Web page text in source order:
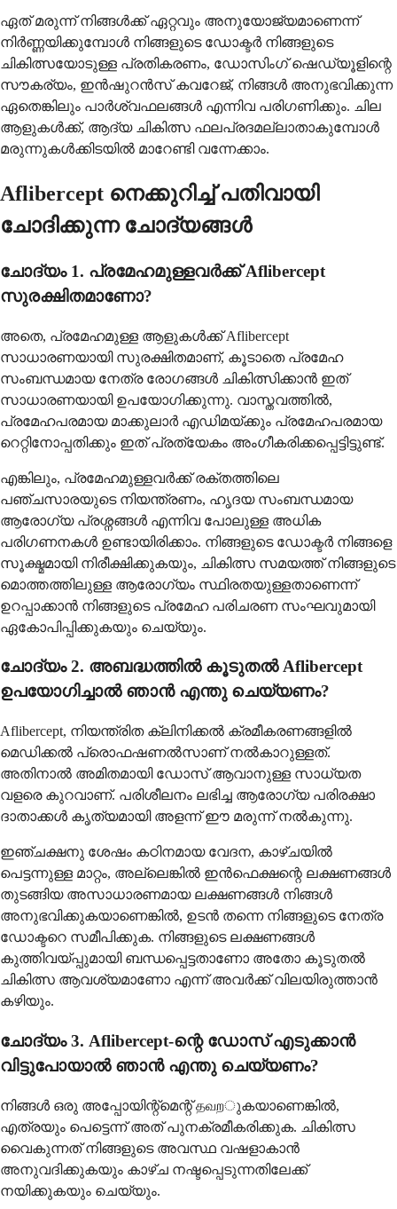
ഏത് മരുന്ന് നിങ്ങൾക്ക് ഏറ്റവും അനുയോജ്യമാണെന്ന്
നിർണ്ണയിക്കുമ്പോൾ നിങ്ങളുടെ ഡോക്ടർ നിങ്ങളുടെ
ചികിത്സയോടുള്ള പ്രതികരണം, ഡോസിംഗ് ഷെഡ്യൂളിന്റെ
സൗകര്യം, ഇൻഷുറൻസ് കവറേജ്, നിങ്ങൾ അനുഭവിക്കുന്ന
ഏതെങ്കിലും പാർശ്വഫലങ്ങൾ എന്നിവ പരിഗണിക്കും. ചില
ആളുകൾക്ക്, ആദ്യ ചികിത്സ ഫലപ്രദമല്ലാതാകുമ്പോൾ
മരുന്നുകൾക്കിടയിൽ മാറേണ്ടി വന്നേക്കാം.
Aflibercept നെക്കുറിച്ച് പതിവായി
ചോദിക്കുന്ന ചോദ്യങ്ങൾ
ചോദ്യം 1. പ്രമേഹമുള്ളവർക്ക് Aflibercept
സുരക്ഷിതമാണോ?
അതെ, പ്രമേഹമുള്ള ആളുകൾക്ക് Aflibercept
സാധാരണയായി സുരക്ഷിതമാണ്, കൂടാതെ പ്രമേഹ
സംബന്ധമായ നേത്ര രോഗങ്ങൾ ചികിത്സിക്കാൻ ഇത്
സാധാരണയായി ഉപയോഗിക്കുന്നു. വാസ്തവത്തിൽ,
പ്രമേഹപരമായ മാക്കുലാർ എഡിമയ്ക്കും പ്രമേഹപരമായ
റെറ്റിനോപ്പതിക്കും ഇത് പ്രത്യേകം അംഗീകരിക്കപ്പെട്ടിട്ടുണ്ട്.
എങ്കിലും, പ്രമേഹമുള്ളവർക്ക് രക്തത്തിലെ
പഞ്ചസാരയുടെ നിയന്ത്രണം, ഹൃദയ സംബന്ധമായ
ആരോഗ്യ പ്രശ്നങ്ങൾ എന്നിവ പോലുള്ള അധിക
പരിഗണനകൾ ഉണ്ടായിരിക്കാം. നിങ്ങളുടെ ഡോക്ടർ നിങ്ങളെ
സൂക്ഷ്മമായി നിരീക്ഷിക്കുകയും, ചികിത്സ സമയത്ത് നിങ്ങളുടെ
മൊത്തത്തിലുള്ള ആരോഗ്യം സ്ഥിരതയുള്ളതാണെന്ന്
ഉറപ്പാക്കാൻ നിങ്ങളുടെ പ്രമേഹ പരിചരണ സംഘവുമായി
ഏകോപിപ്പിക്കുകയും ചെയ്യും.
ചോദ്യം 2. അബദ്ധത്തിൽ കൂടുതൽ Aflibercept
ഉപയോഗിച്ചാൽ ഞാൻ എന്തു ചെയ്യണം?
Aflibercept, നിയന്ത്രിത ക്ലിനിക്കൽ ക്രമീകരണങ്ങളിൽ
മെഡിക്കൽ പ്രൊഫഷണൽസാണ് നൽകാറുള്ളത്.
അതിനാൽ അമിതമായി ഡോസ് ആവാനുള്ള സാധ്യത
വളരെ കുറവാണ്. പരിശീലനം ലഭിച്ച ആരോഗ്യ പരിരക്ഷാ
ദാതാക്കൾ കൃത്യമായി അളന്ന് ഈ മരുന്ന് നൽകുന്നു.
ഇഞ്ചക്ഷനു ശേഷം കഠിനമായ വേദന, കാഴ്ചയിൽ
പെട്ടന്നുള്ള മാറ്റം, അല്ലെങ്കിൽ ഇൻഫെക്ഷന്റെ ലക്ഷണങ്ങൾ
തുടങ്ങിയ അസാധാരണമായ ലക്ഷണങ്ങൾ നിങ്ങൾ
അനുഭവിക്കുകയാണെങ്കിൽ, ഉടൻ തന്നെ നിങ്ങളുടെ നേത്ര
ഡോക്ടറെ സമീപിക്കുക. നിങ്ങളുടെ ലക്ഷണങ്ങൾ
കുത്തിവയ്പ്പുമായി ബന്ധപ്പെട്ടതാണോ അതോ കൂടുതൽ
ചികിത്സ ആവശ്യമാണോ എന്ന് അവർക്ക് വിലയിരുത്താൻ
കഴിയും.
ചോദ്യം 3. Aflibercept-ന്റെ ഡോസ് എടുക്കാൻ
വിട്ടുപോയാൽ ഞാൻ എന്തു ചെയ്യണം?
നിങ്ങൾ ഒരു അപ്പോയിന്റ്മെന്റ് தவறുകയാണെങ്കിൽ,
എത്രയും പെട്ടെന്ന് അത് പുനക്രമീകരിക്കുക. ചികിത്സ
വൈകുന്നത് നിങ്ങളുടെ അവസ്ഥ വഷളാകാൻ
അനുവദിക്കുകയും കാഴ്ച നഷ്ടപ്പെടുന്നതിലേക്ക്
നയിക്കുകയും ചെയ്യും.